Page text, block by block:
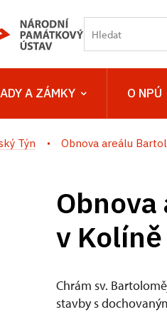
A ZÁMKY O NPÚ
Týn Obnova areálu
v
Chrám sv.
stavby s